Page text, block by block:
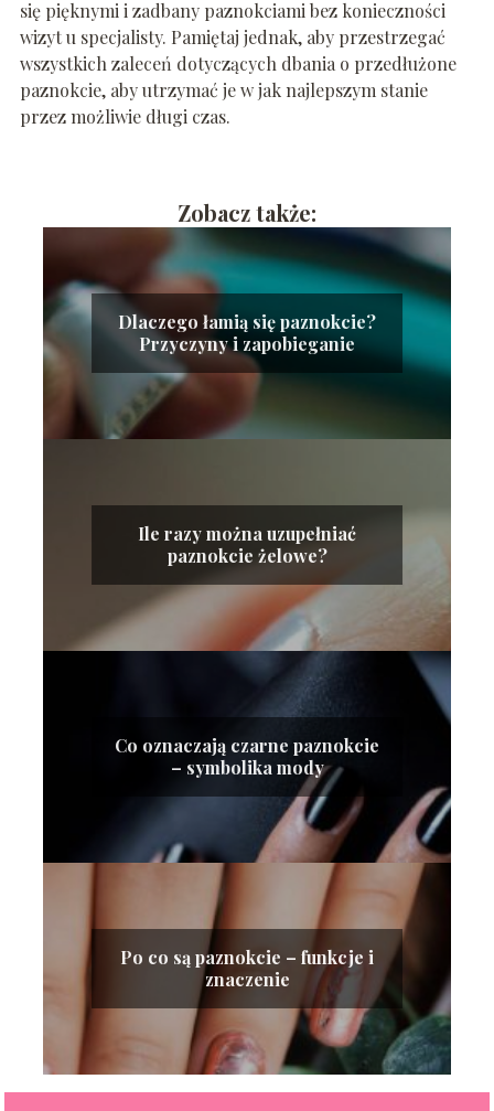
się pięknymi i zadbany paznokciami bez konieczności
wizyt u specjalisty. Pamiętaj jednak, aby przestrzegać
wszystkich zaleceń dotyczących dbania o przedłużone
paznokcie, aby utrzymać je w jak najlepszym stanie
przez możliwie długi czas.
Zobacz także:
Dlaczego łamią się paznokcie?
Przyczyny i zapobieganie
Ile razy można uzupełniać
paznokcie żelowe?
Co oznaczają czarne paznokcie
– symbolika mody
Po co są paznokcie – funkcje i
znaczenie